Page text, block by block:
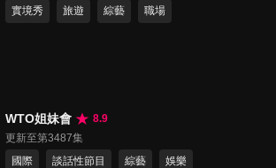
實境秀
旅遊 綜藝 職場
WTO姐妹會
8.9
更新至第3487集
國際
談話性節目 綜藝 娛樂